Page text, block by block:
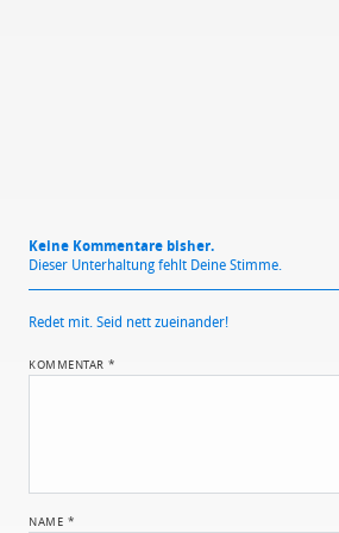
Keine Kommentare bisher.
Dieser Unterhaltung fehlt Deine Stimme.
Redet mit. Seid nett zueinander!
KOMMENTAR *
NAME *